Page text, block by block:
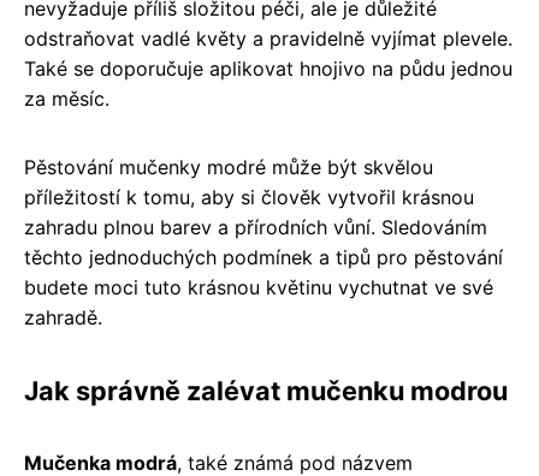
nevyžaduje příliš složitou péči, ale je důležité
odstraňovat vadlé květy a pravidelně vyjímat plevele.
Také se doporučuje aplikovat hnojivo na půdu jednou
za měsíc.
Pěstování mučenky modré může být skvělou
příležitostí k tomu, aby si člověk vytvořil krásnou
zahradu plnou barev a přírodních vůní. Sledováním
těchto jednoduchých podmínek a tipů pro pěstování
budete moci tuto krásnou květinu vychutnat ve své
zahradě.
Jak správně zalévat mučenku modrou
Mučenka modrá, také známá pod názvem